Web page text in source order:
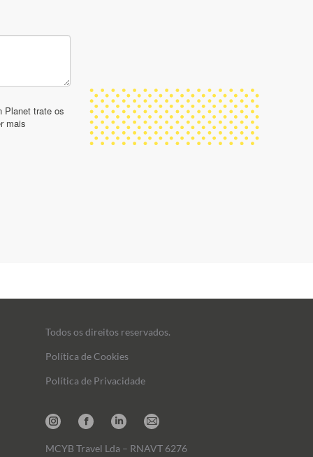
Todos os direitos reservados.
Política de Cookies
Política de Privacidade
InstagramFacebookLinkedinMail
MCYB Travel Lda – RNAVT 6276